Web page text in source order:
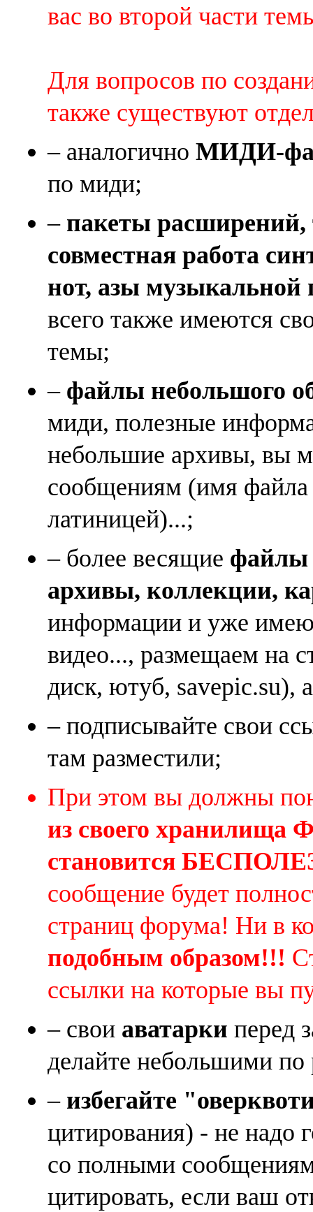
вас во второй части
Для вопросов по
также существуют
– аналогично МИДИ-
по миди;
– пакеты
совместная работа
нот, азы музыкальной
всего также имеются
темы;
– файлы небольшого
миди, полезные
небольшие архивы, вы
сообщениям (имя
латиницей)...;
– более весящие файлы
архивы, коллекции,
информации и уже
видео..., размещаем на
диск, ютуб, savepic.su),
– подписывайте свои
там разместили;
При этом вы должны
из своего
становится
сообщение будет
страниц форума! Ни в
подобным образом!!!
ссылки на которые вы
– свои аватарки перед
делайте небольшими по
– избегайте
цитирования) - не надо
со полными
цитировать, если ваш